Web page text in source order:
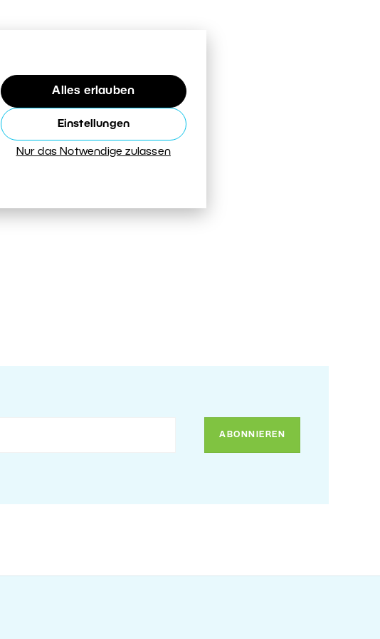
Alles erlauben
Einstellungen
Nur das Notwendige zulassen